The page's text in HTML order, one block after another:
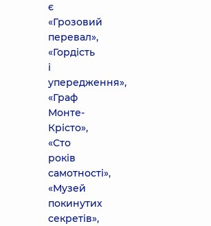
є
«Грозовий
перевал»,
«Гордість
і
упередження»,
«Граф
Монте-
Крісто»,
«Сто
років
самотності»,
«Музей
покинутих
секретів»,